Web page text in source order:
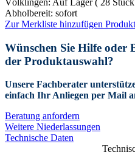
Abholbereit: sofort
Zur Merkliste hinzufügen
Wünschen Sie Hilfe oder
der Produktauswahl?
Unsere Fachberater
einfach Ihr Anliegen per Mail
Beratung anfordern
Weitere Niederlassungen
Technische Daten